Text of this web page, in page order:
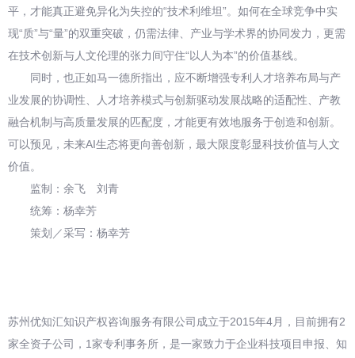
平，才能真正避免异化为失控的“技术利维坦”。如何在全球竞争中实
现“质”与“量”的双重突破，仍需法律、产业与学术界的协同发力，更需
在技术创新与人文伦理的张力间守住“以人为本”的价值基线。
同时，也正如马一德所指出，应不断增强专利人才培养布局与产
业发展的协调性、人才培养模式与创新驱动发展战略的适配性、产教
融合机制与高质量发展的匹配度，才能更有效地服务于创造和创新。
可以预见，未来AI生态将更向善创新，最大限度彰显科技价值与人文
价值。
监制：余飞 刘青
统筹：杨幸芳
策划／采写：杨幸芳
苏州优知汇知识产权咨询服务有限公司成立于2015年4月，目前拥有2
家全资子公司，1家专利事务所，是一家致力于企业科技项目申报、知